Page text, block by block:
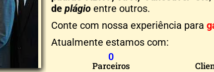
deplágio entre outros.
Conte com nossa experiência para
Atualmente estamos com:
Parceiros
0